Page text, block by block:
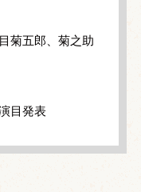
菊五郎、菊之助
目発表